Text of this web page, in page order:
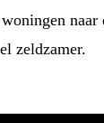
naar
zeldzamer.